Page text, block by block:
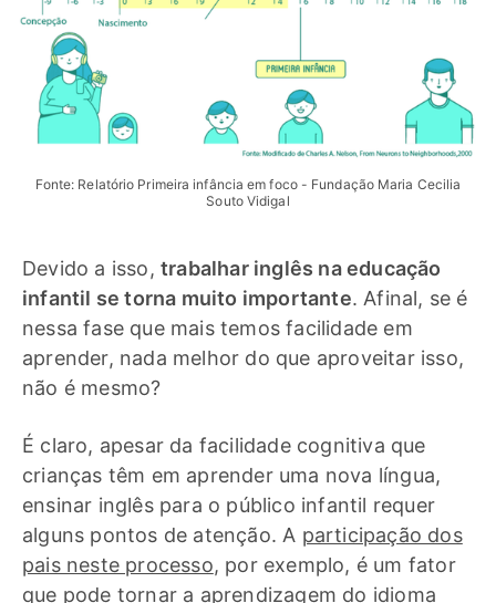
Fonte: Relatório Primeira infância em foco - Fundação Maria Cecilia
Souto Vidigal
Devido a isso, trabalhar inglês na educação
infantil se torna muito importante. Afinal, se é
nessa fase que mais temos facilidade em
aprender, nada melhor do que aproveitar isso,
não é mesmo?
É claro, apesar da facilidade cognitiva que
crianças têm em aprender uma nova língua,
ensinar inglês para o público infantil requer
alguns pontos de atenção. A participação dos
pais neste processo, por exemplo, é um fator
que pode tornar a aprendizagem do idioma